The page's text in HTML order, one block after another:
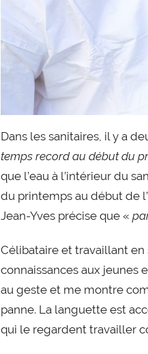
Dans les sanitaires, il y a
temps record au début du
que l’eau à l’intérieur du
du printemps au début de
Jean-Yves précise que «
Célibataire et travaillant en
connaissances aux jeunes
au geste et me montre
panne. La languette est
qui le regardent travailler